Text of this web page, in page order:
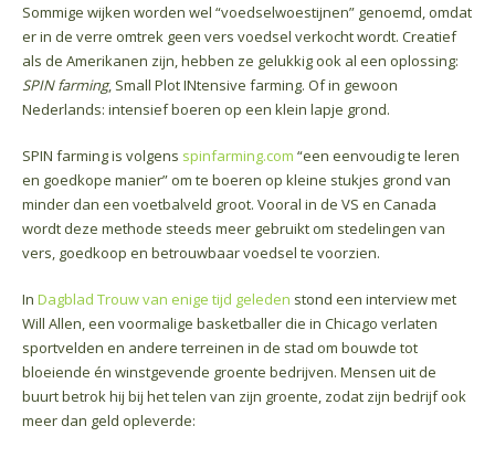
Sommige wijken worden wel “voedselwoestijnen” genoemd, omdat
er in de verre omtrek geen vers voedsel verkocht wordt. Creatief
als de Amerikanen zijn, hebben ze gelukkig ook al een oplossing:
SPIN farming, Small Plot INtensive farming. Of in gewoon
Nederlands: intensief boeren op een klein lapje grond.
SPIN farming is volgens spinfarming.com “een eenvoudig te leren
en goedkope manier” om te boeren op kleine stukjes grond van
minder dan een voetbalveld groot. Vooral in de VS en Canada
wordt deze methode steeds meer gebruikt om stedelingen van
vers, goedkoop en betrouwbaar voedsel te voorzien.
In Dagblad Trouw van enige tijd geleden stond een interview met
Will Allen, een voormalige basketballer die in Chicago verlaten
sportvelden en andere terreinen in de stad om bouwde tot
bloeiende én winstgevende groente bedrijven. Mensen uit de
buurt betrok hij bij het telen van zijn groente, zodat zijn bedrijf ook
meer dan geld opleverde: